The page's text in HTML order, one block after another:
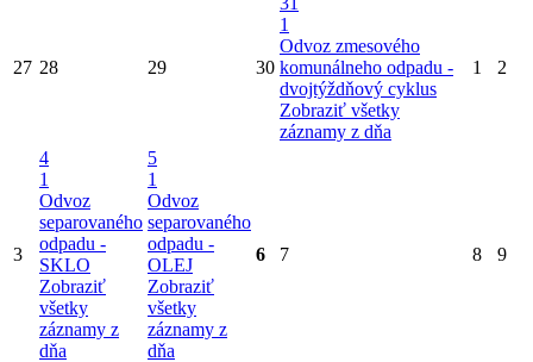
27 28 29 30
1
Odvoz zmesového
komunálneho odpadu -
dvojtýždňový cyklus
Zobraziť všetky
záznamy z dňa
1 2
3
4
1
Odvoz
separovaného
odpadu -
SKLO
Zobraziť
všetky
záznamy z
dňa
5
1
Odvoz
separovaného
odpadu -
OLEJ
Zobraziť
všetky
záznamy z
dňa
6 7 8 9